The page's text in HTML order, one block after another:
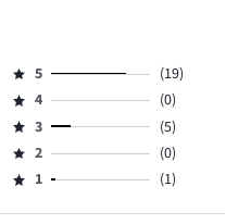
Ocena
5,
ilość
głosów
19.
5
(19)
Ocena
4,
ilość
głosów
4
(0)
Ocena
3,
ilość
3
(5)
Ocena
2,
2
(0)
Ocena
1,
1 (1)